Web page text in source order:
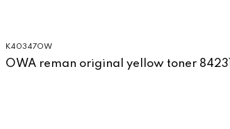
K40347OW
OWA reman original yellow toner